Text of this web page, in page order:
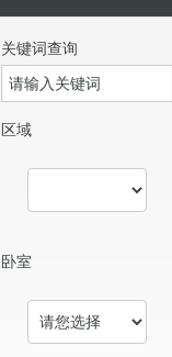
关键词查询
区域
卧室